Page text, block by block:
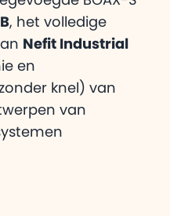
, het volledige
Nefit Industrial
en
knel) van
van